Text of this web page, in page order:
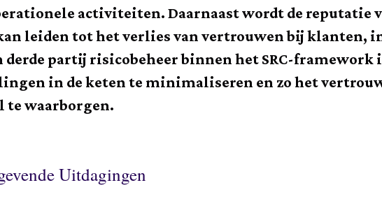
activiteiten. Daarnaast wordt de reputatie
leiden tot het verlies van vertrouwen bij klanten,
derde partij risicobeheer binnen het SRC-framework
in de keten te minimaliseren en zo het
te waarborgen.
Uitdagingen